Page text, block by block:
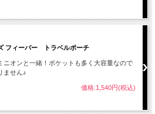
フィーバー トラベルポーチ
ニオンと一緒！ポケットも多く大容量なので
ません♪
価格:1,540円(税込)